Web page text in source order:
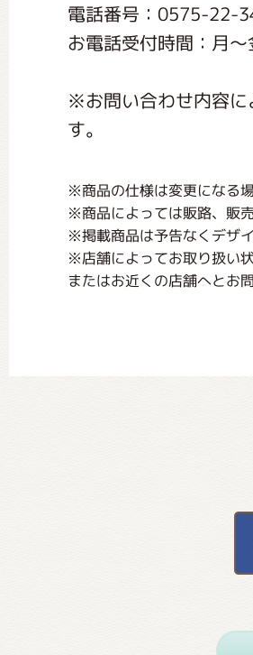
電話番号：0575-22-
お電話受付時間：月
※お問い合わせ内容に
す。
※商品の仕様は変更になる場
※商品によっては販路、販
※掲載商品は予告なくデザ
※店舗によってお取り扱い
またはお近くの店舗へとお